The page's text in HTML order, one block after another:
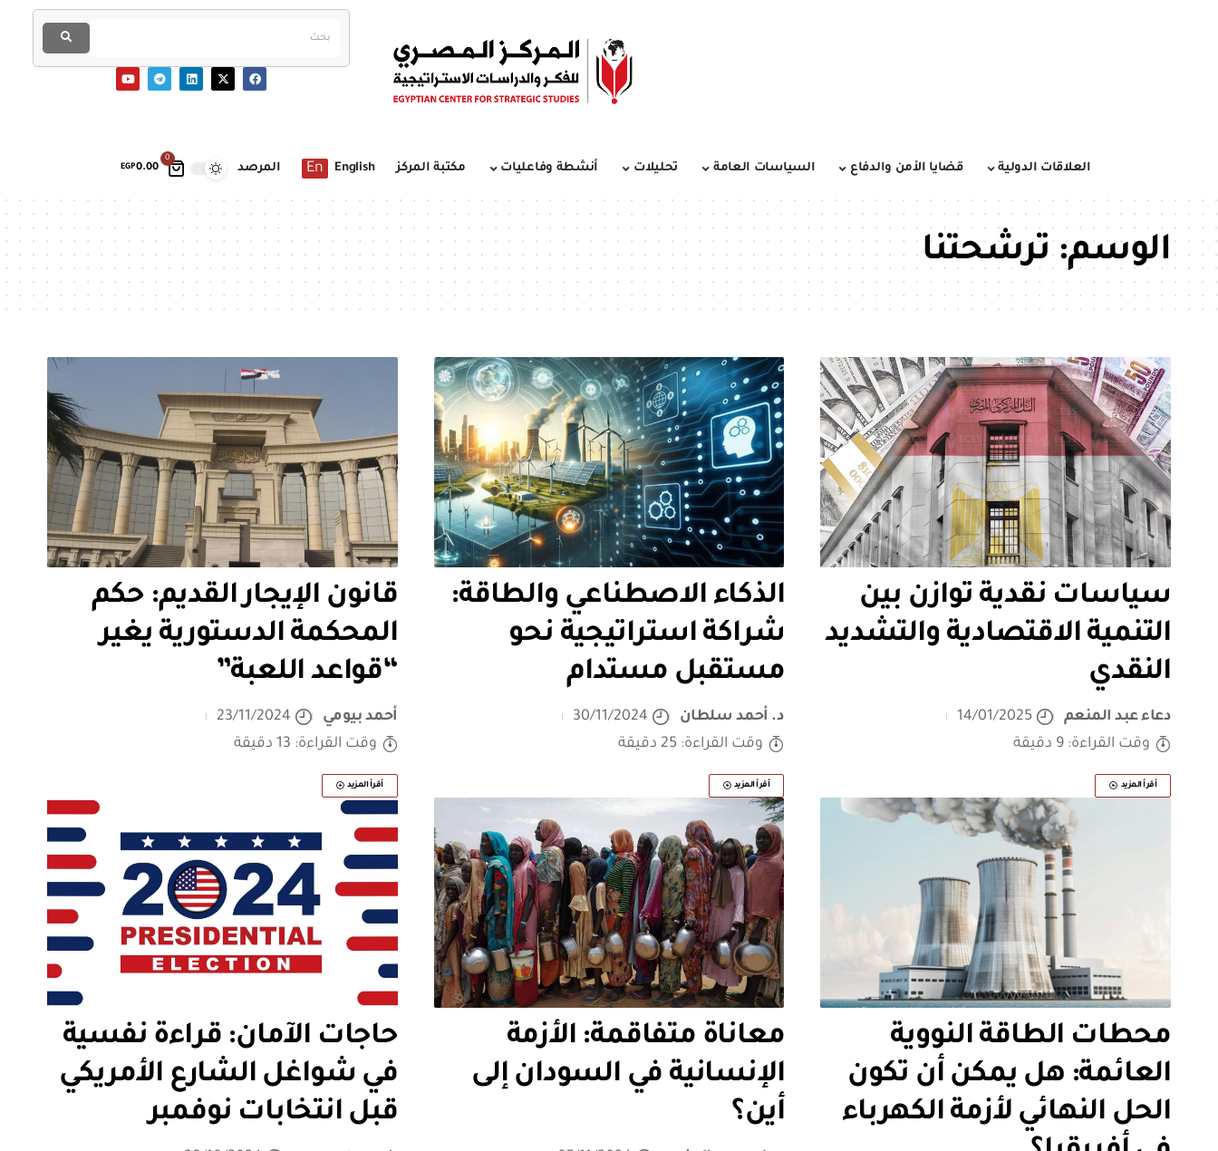
0
EGP0.00 العلاقات الدولية قضايا الأمن والدفاع السياسات العامة تحليلات أنشطة وفاعليات مكتبة المركز English
En المرصد
الوسم:ترشحتنا
سياسات نقدية توازن بين
التنمية الاقتصادية والتشديد
النقدي
دعاء عبد المنعم
14/01/2025
وقت القراءة: 9 دقيقة
أقرأ المزيد
الذكاء الاصطناعي والطاقة:
شراكة استراتيجية نحو
مستقبل مستدام
د. أحمد سلطان
30/11/2024
وقت القراءة: 25 دقيقة
أقرأ المزيد
قانون الإيجار القديم: حكم
المحكمة الدستورية يغير
“قواعد اللعبة”
أحمد بيومي
23/11/2024
وقت القراءة: 13 دقيقة
أقرأ المزيد
محطات الطاقة النووية
العائمة: هل يمكن أن تكون
الحل النهائي لأزمة الكهرباء
معاناة متفاقمة: الأزمة
الإنسانية في السودان إلى
أين؟
حاجات الآمان: قراءة نفسية
في شواغل الشارع الأمريكي
قبل انتخابات نوفمبر